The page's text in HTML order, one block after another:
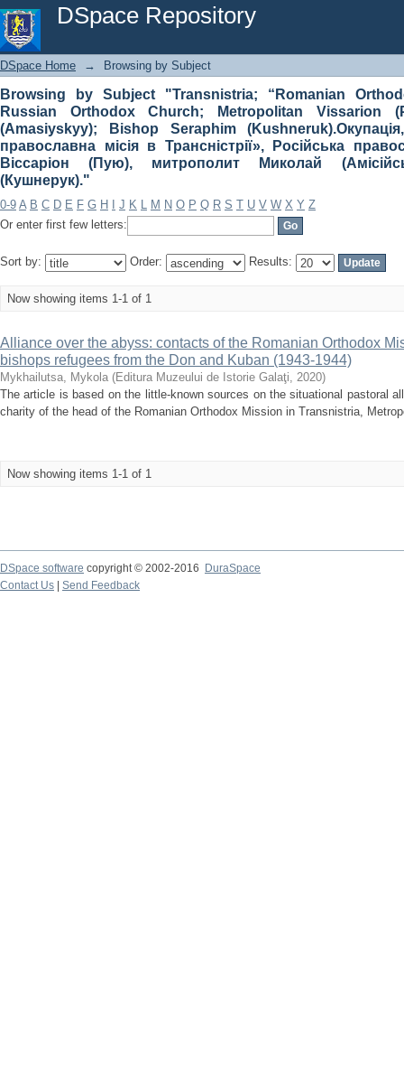
DSpace Repository
Browsing by Subject "Transnistria; “Romanian
Vissarion (Puiu); Metropolitan Mykolay (Amasiyskyy);
православна місія в Трансністрії», Російська
(Амісійський), єпископ Серафим (Кушнерук)."
DSpace Home → Browsing by Subject
Browsing by Subject "Transnistria; “Romanian
Russian Orthodox Church; Metropolitan Vissarion
(Amasiyskyy); Bishop Seraphim
православна місія в Трансністрії», Російська
Віссаріон (Пую), митрополит Миколай
(Кушнерук)."
0-9 A B C D E F G H J K L M N O P Q R S T U V W X Y Z
Or enter first few letters:
Sort by: Order: Results:
Now showing items 1-1 of 1
Alliance over the abyss: contacts of the Romanian Orthodox
bishops refugees from the Don and Kuban (1943-1944)
Mykhailutsa, Mykola (Editura Muzeului de Istorie Galaţi, 2020)
The article is based on the little-known sources on the situational pastoral
charity of the head of the Romanian Orthodox Mission in Transnistria,
Now showing items 1-1 of 1
DSpace software copyright © 2002-2016
DuraSpace
Contact Us
Send Feedback